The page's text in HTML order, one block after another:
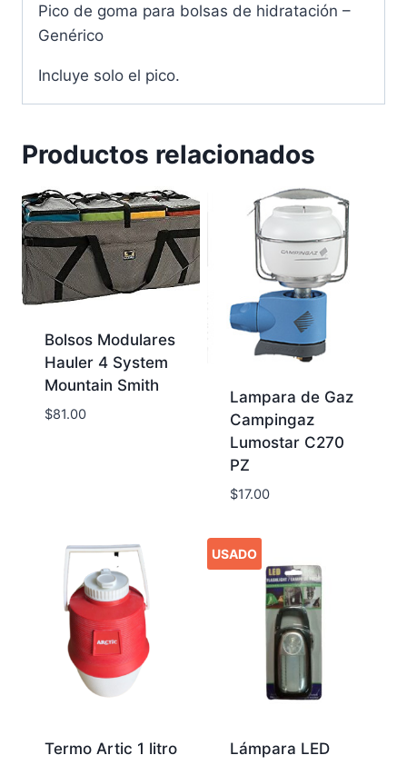
Pico de goma para bolsas de hidratación –
Genérico
Incluye solo el pico.
Productos relacionados
Bolsos Modulares
Hauler 4 System
Mountain Smith
$81.00
Lampara de Gaz
Campingaz
Lumostar C270
PZ
$17.00
Termo Artic 1 litro
USADO
Lámpara LED